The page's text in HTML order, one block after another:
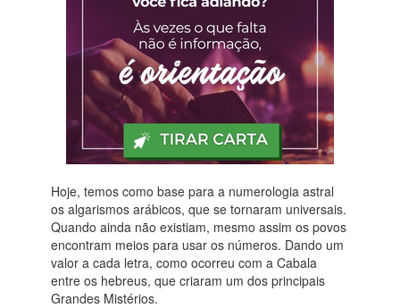
Hoje, temos como base para a numerologia astral
os algarismos arábicos, que se tornaram universais.
Quando ainda não existiam, mesmo assim os povos
encontram meios para usar os números. Dando um
valor a cada letra, como ocorreu com a Cabala
entre os hebreus, que criaram um dos principais
Grandes Mistérios.